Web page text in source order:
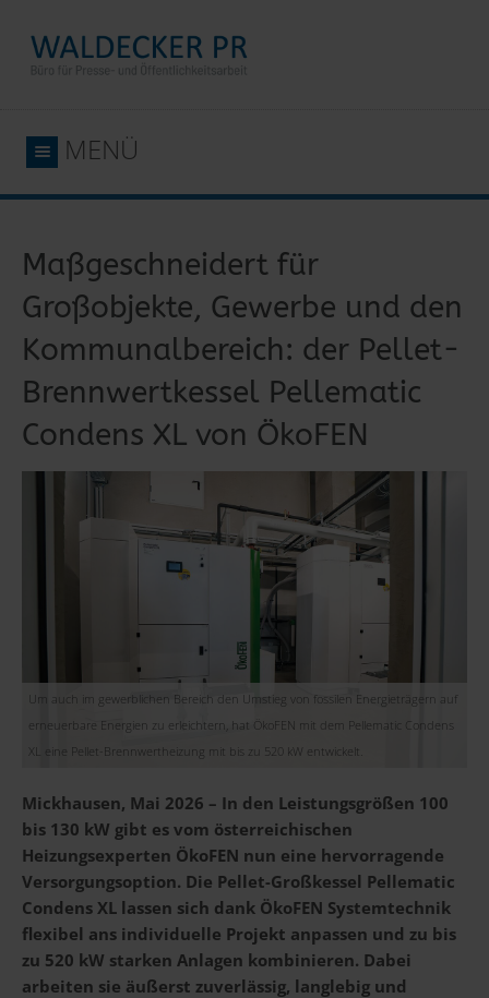
MENÜ
Maßgeschneidert für
Großobjekte, Gewerbe und den
Kommunalbereich: der Pellet-
Brennwertkessel Pellematic
Condens XL von ÖkoFEN
Um auch im gewerblichen Bereich den Umstieg von fossilen Energieträgern auf
erneuerbare Energien zu erleichtern, hat ÖkoFEN mit dem Pellematic Condens
XL eine Pellet-Brennwertheizung mit bis zu 520 kW entwickelt.
Mickhausen, Mai 2026 – In den Leistungsgrößen 100
bis 130 kW gibt es vom österreichischen
Heizungsexperten ÖkoFEN nun eine hervorragende
Versorgungsoption. Die Pellet-Großkessel Pellematic
Condens XL lassen sich dank ÖkoFEN Systemtechnik
flexibel ans individuelle Projekt anpassen und zu bis
zu 520 kW starken Anlagen kombinieren. Dabei
arbeiten sie äußerst zuverlässig, langlebig und